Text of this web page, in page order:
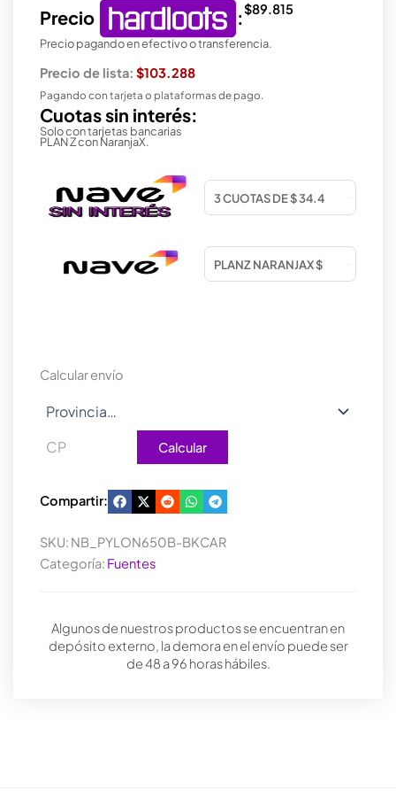
Precio :$89.815
Precio pagando en efectivo o transferencia.
Precio de lista: $103.288
Pagando con tarjeta o plataformas de pago.
Cuotas sin interés:
Solo con tarjetas bancarias
PLAN Z con NaranjaX.
Calcular envío
Calcular
Compartir:
SKU: NB_PYLON650B-BKCAR
Categoría: Fuentes
Algunos de nuestros productos se encuentran en
depósito externo, la demora en el envío puede ser
de 48 a 96 horas hábiles.